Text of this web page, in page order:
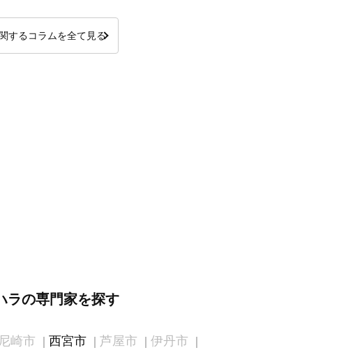
するコラムを全て見る
ラの専門家を探す
尼崎市 西宮市 芦屋市
伊丹市